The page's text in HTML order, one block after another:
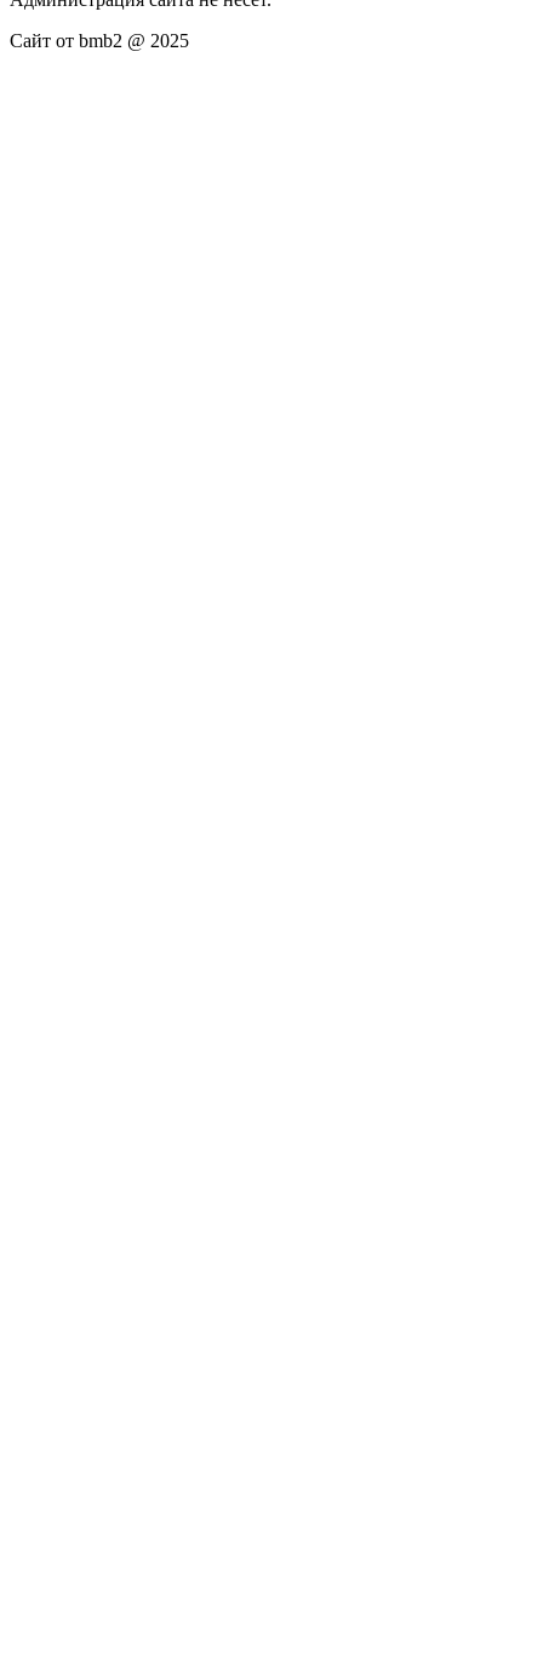
Сайт от bmb2 @ 2025